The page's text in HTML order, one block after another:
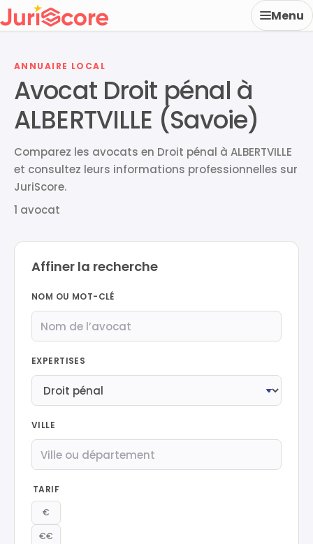
Menu
ANNUAIRE LOCAL
Avocat Droit pénal à
ALBERTVILLE (Savoie)
Comparez les avocats en Droit pénal à ALBERTVILLE
et consultez leurs informations professionnelles sur
JuriScore.
1 avocat
Affiner la recherche
NOM OU MOT-CLÉ
EXPERTISES
VILLE
TARIF
€
€€